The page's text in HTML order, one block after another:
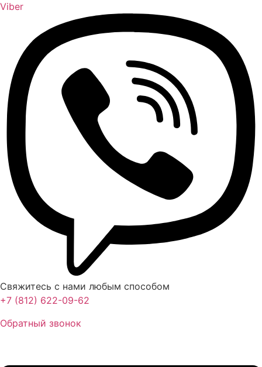
Viber
Свяжитесь с нами любым способом
+7 (812) 622-09-62
Обратный звонок